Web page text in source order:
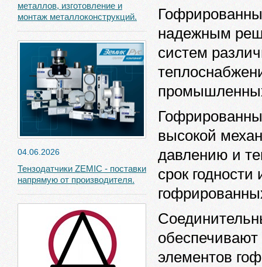
металлов, изготовление и
монтаж металлоконструкций.
04.06.2026
Тензодатчики ZEMIC - поставки
напрямую от производителя.
надежным
систем
высокой
давлению и
срок
элементов